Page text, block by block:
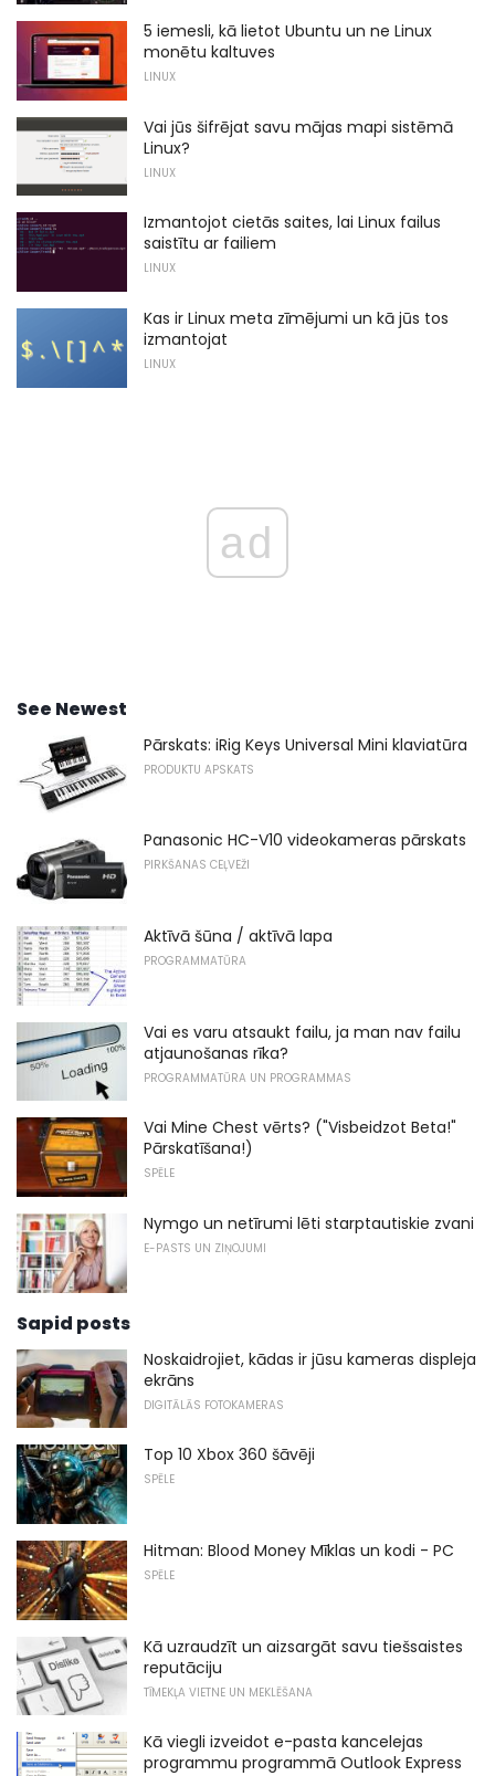
5 iemesli, kā lietot Ubuntu un ne Linux
monētu kaltuves
LINUX
Vai jūs šifrējat savu mājas mapi sistēmā
Linux?
LINUX
Izmantojot cietās saites, lai Linux failus
saistītu ar failiem
LINUX
Kas ir Linux meta zīmējumi un kā jūs tos
izmantojat
LINUX
ad
See Newest
Pārskats: iRig Keys Universal Mini klaviatūra
PRODUKTU APSKATS
Panasonic HC-V10 videokameras pārskats
PIRKŠANAS CEĻVEŽI
Aktīvā šūna / aktīvā lapa
PROGRAMMATŪRA
Vai es varu atsaukt failu, ja man nav failu
atjaunošanas rīka?
PROGRAMMATŪRA UN PROGRAMMAS
Vai Mine Chest vērts? ("Visbeidzot Beta!"
Pārskatīšana!)
SPĒLE
Nymgo un netīrumi lēti starptautiskie zvani
E-PASTS UN ZIŅOJUMI
Sapid posts
Noskaidrojiet, kādas ir jūsu kameras displeja
ekrāns
DIGITĀLĀS FOTOKAMERAS
Top 10 Xbox 360 šāvēji
SPĒLE
Hitman: Blood Money Mīklas un kodi - PC
SPĒLE
Kā uzraudzīt un aizsargāt savu tiešsaistes
reputāciju
TĪMEKĻA VIETNE UN MEKLĒŠANA
Kā viegli izveidot e-pasta kancelejas
programmu programmā Outlook Express